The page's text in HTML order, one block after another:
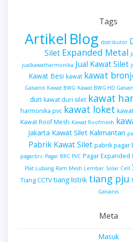
Tags
Artikel Blog distributor
Silet Expanded Metal
jualkawatharmonika Jual Kawat Silet
Kawat Besi kawat kawat
Galvanis Kawat BWG Kawat BWG HD
duri kawat duri silet kawat
harmonika pvc kawat loket
Kawat Roof Mesh Kawat Roofmesh
Jakarta Kawat Silet Kalimantan
Pabrik Kawat Silet pabrik pagar
pagarbrc Pagar BRC PVC Pagar Expanded
Plat Lubang Ram Mesh Lembar Solar Cell
Tiang CCTV tiang listrik tiang pju
Galvanis
Meta
Masuk